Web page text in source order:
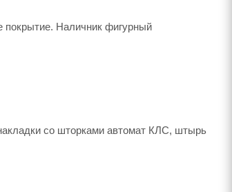
Наличник фигурный
со шторками автомат КЛС, штырь